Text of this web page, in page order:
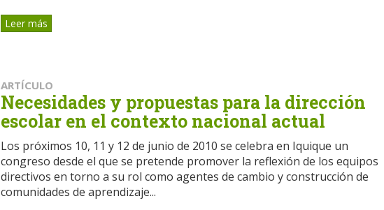
Leer más
ARTÍCULO
Necesidades y propuestas para la dirección
escolar en el contexto nacional actual
Los próximos 10, 11 y 12 de junio de 2010 se celebra en Iquique un
congreso desde el que se pretende promover la reflexión de los equipos
directivos en torno a su rol como agentes de cambio y construcción de
comunidades de aprendizaje...